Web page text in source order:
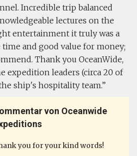
Incredible trip balanced
lectures on the
entertainment it truly was a
and good value for money;
Thank you OceanWide,
expedition leaders (circa 20 of
ship's hospitality team.
von Oceanwide
you for your kind words!